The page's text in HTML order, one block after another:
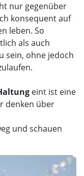
nur gegenüber
konsequent auf
leben. So
als auch
sein, ohne jedoch
eint ist eine
denken über
und schauen